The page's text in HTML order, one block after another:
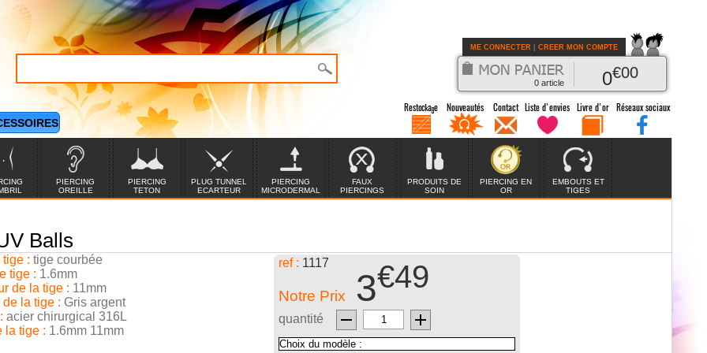
0 article 0€00
ME CONNECTER CREER MON COMPTE
PIERCING
OREILLE
PIERCING
TETON
PLUG TUNNEL
ECARTEUR
PIERCING
MICRODERMAL
FAUX
PIERCINGS
PRODUITS DE
SOIN
PIERCING EN
OR
EMBOUTS ET
TIGES
Balls
ref : 1117
Notre Prix 3€49
quantité
tige : tige courbée
tige : 1.6mm
de la tige : 11mm
la tige : Gris argent
acier chirurgical 316L
la tige : 1.6mm 11mm